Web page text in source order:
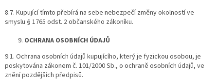
8.7. Kupující tímto přebírá na sebe nebezpečí změny okolností ve
smyslu § 1765 odst. 2 občanského zákoníku.
OCHRANA OSOBNÍCH ÚDAJŮ
9.1. Ochrana osobních údajů kupujícího, který je fyzickou osobou, je
poskytována zákonem č. 101/2000 Sb., o ochraně osobních údajů, ve
znění pozdějších předpisů.